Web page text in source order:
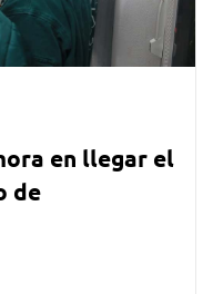
en llegar el
de